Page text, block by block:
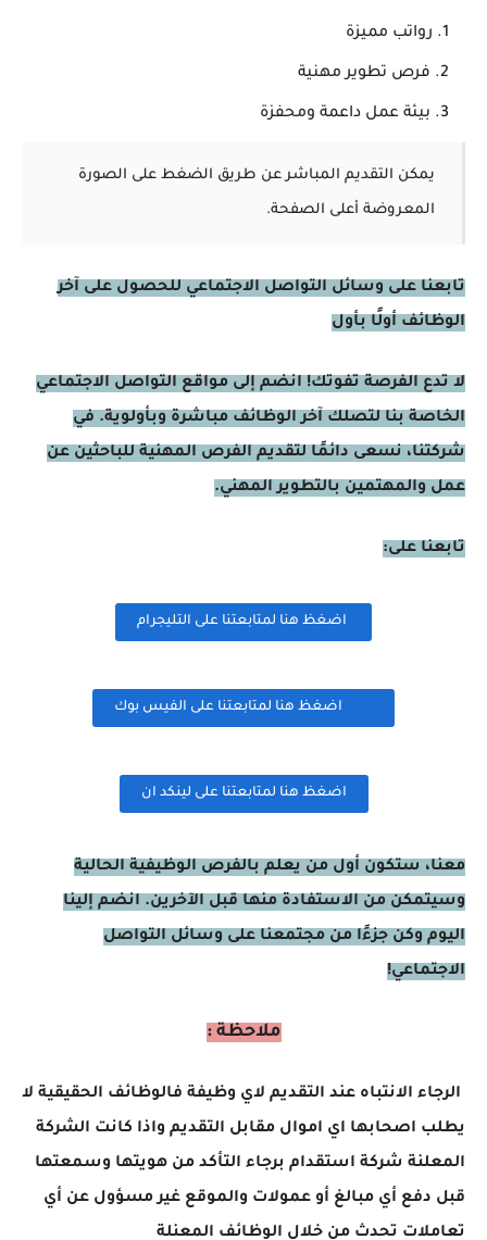
رواتب مميزة
فرص تطوير مهنية
بيئة عمل داعمة ومحفزة
يمكن التقديم المباشر عن طريق الضغط على الصورة
المعروضة أعلى الصفحة.
تابعنا على وسائل التواصل الاجتماعي للحصول على آخر
الوظائف أولًا بأول
لا تدع الفرصة تفوتك! انضم إلى مواقع التواصل الاجتماعي
الخاصة بنا لتصلك آخر الوظائف مباشرة وبأولوية. في
شركتنا، نسعى دائمًا لتقديم الفرص المهنية للباحثين عن
عمل والمهتمين بالتطوير المهني.
تابعنا على:
اضغظ هنا لمتابعتنا على التليجرام
اضغظ هنا لمتابعتنا على الفيس بوك
اضغظ هنا لمتابعتنا على لينكد ان
معنا، ستكون أول من يعلم بالفرص الوظيفية الحالية
وسيتمكن من الاستفادة منها قبل الآخرين. انضم إلينا
اليوم وكن جزءًا من مجتمعنا على وسائل التواصل
الاجتماعي!
ملاحظة :
الرجاء الانتباه عند التقديم لاي وظيفة فالوظائف الحقيقية لا
يطلب اصحابها اي اموال مقابل التقديم واذا كانت الشركة
المعلنة شركة استقدام برجاء التأكد من هويتها وسمعتها
قبل دفع أي مبالغ أو عمولات والموقع غير مسؤول عن أي
تعاملات تحدث من خلال الوظائف المعنلة